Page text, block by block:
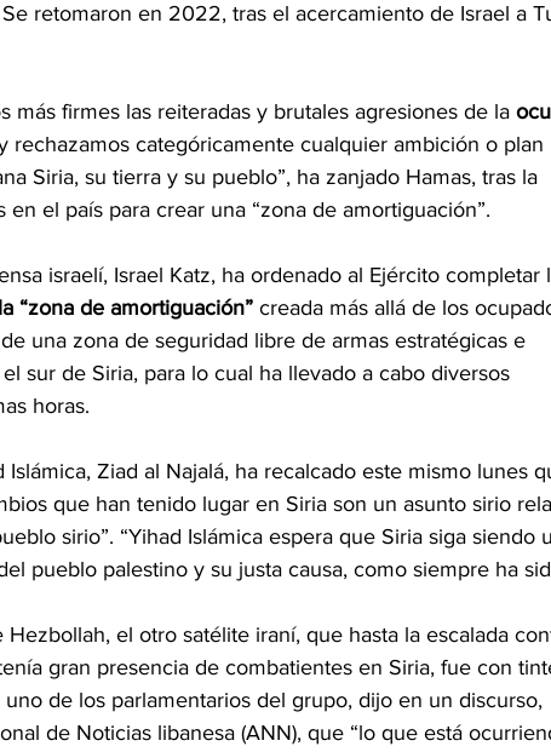
retomaron en 2022, tras el acercamiento de Israel a
más firmes las reiteradas y brutales agresiones de la
rechazamos categóricamente cualquier ambición o plan
Siria, su tierra y su pueblo”, ha zanjado Hamas, tras la
el país para crear una “zona de amortiguación”.
israelí, Israel Katz, ha ordenado al Ejército completar
“zona de amortiguación” creada más allá de los
una zona de seguridad libre de armas estratégicas e
sur de Siria, para lo cual ha llevado a cabo diversos
horas.
Ziad al Najalá, ha recalcado este mismo lunes
que han tenido lugar en Siria son un asunto sirio
sirio”. “Yihad Islámica espera que Siria siga siendo
pueblo palestino y su justa causa, como siempre ha
el otro satélite iraní, que hasta la escalada
gran presencia de combatientes en Siria, fue con
uno de los parlamentarios del grupo, dijo en un discurso,
de Noticias libanesa (ANN), que “lo que está